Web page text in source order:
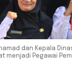
dan Kepala
menjadi Pegawai